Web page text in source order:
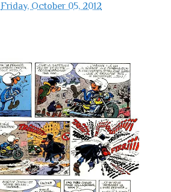
Friday, October 05, 2012